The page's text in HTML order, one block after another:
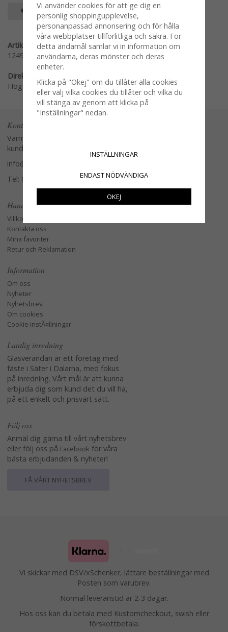
SPARA SOM FAVORIT
Artikelnummer:
1249-S
Direktlänk:
Högerklicka och kopiera adressen
Kontakta oss
Varmt välkommen att kontakta vår
kundtjänst.
info@glasverandan.se
Tel: 079-3495968
Handla
Villkor
Kontakta oss
Mina favoriter
Retur och Reklamation
Information
Om oss
Nyheter
Nyhetsbrev
Om cookies
Cookie instÃ¤llningar
Lantlig inredning
Glasverandan är ett företag med
fäste i Säter i Dalarna, med fokus
på inredning. Vårt mål är att kunna
erbjuda dig som kund det du vill ha,
på ett enkelt och prisvärt sätt.
Följ oss
Anmäl dig gärna till vårt nyhetsbrev
eller följ oss på Facebook för våra
bästa erbjudanden & nyheter!
FÅ VÅRT NYHETSBREV
Vi skickar med DSV/xSchenker, lättare beställningar med
Posten som varubrev.
Normal leveranstid är 2-3 dagar.
Hos oss kan du betala med Kustomcheckout, swish eller
förskottbetala.
Vi använder cookies för att ge dig en
personlig shoppingupplevelse,
personanpassad annonsering och för hålla
våra webbplatser tillförlitliga och säkra. För
detta ändamål samlar vi in information om
användarna, deras mönster och deras
enheter.
Klicka på "Okej" om du tillåter alla cookies
eller välj vilka cookies du tillåter och vilka du
vill stänga av genom att klicka på
"Inställningar" nedan.
INSTÄLLNINGAR
ENDAST NÖDVÄNDIGA
OKEJ